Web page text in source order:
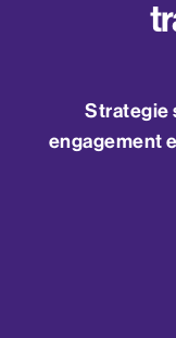
Strategie
engagement